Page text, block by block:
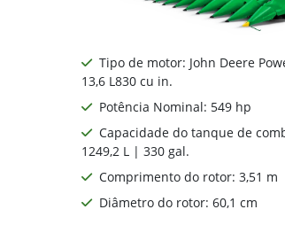
Tipo de motor: John Deere
13,6 L830 cu in.
Potência Nominal: 549 hp
Capacidade do tanque de
1249,2 L | 330 gal.
Comprimento do rotor: 3,51 m
Diâmetro do rotor: 60,1 cm